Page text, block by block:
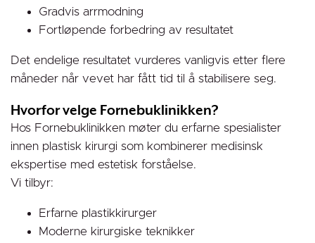
Gradvis arrmodning
Fortløpende forbedring av resultatet
Det endelige resultatet vurderes vanligvis etter flere
måneder når vevet har fått tid til å stabilisere seg.
Hvorfor velge Fornebuklinikken?
Hos Fornebuklinikken møter du erfarne spesialister
innen plastisk kirurgi som kombinerer medisinsk
ekspertise med estetisk forståelse.
Vi tilbyr:
Erfarne plastikkirurger
Moderne kirurgiske teknikker